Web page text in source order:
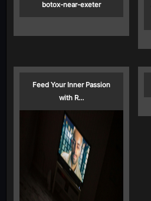
botox-near-exeter
Feed Your Inner Passion
with R…